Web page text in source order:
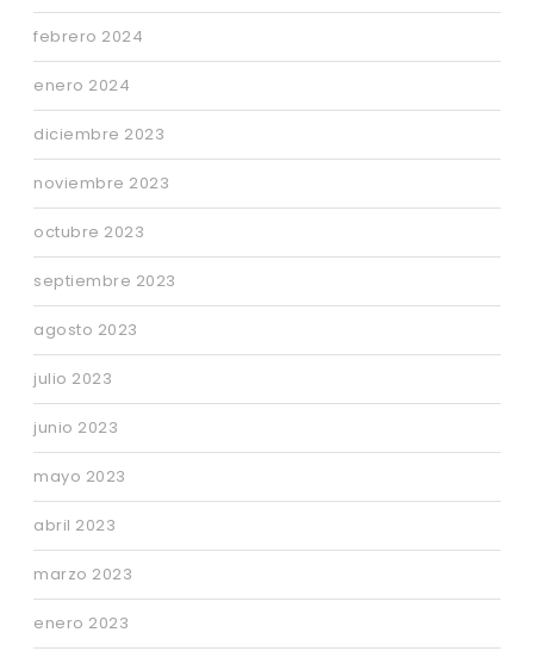
febrero 2024
enero 2024
diciembre 2023
noviembre 2023
octubre 2023
septiembre 2023
agosto 2023
julio 2023
junio 2023
mayo 2023
abril 2023
marzo 2023
enero 2023